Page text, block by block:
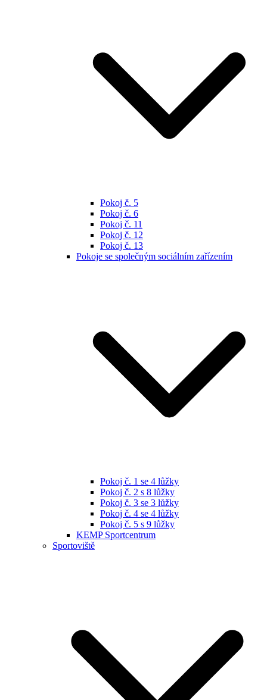
Pokoj č. 5
Pokoj č. 6
Pokoj č. 11
Pokoj č. 12
Pokoj č. 13
Pokoje se společným sociálním zařízením
Pokoj č. 1 se 4 lůžky
Pokoj č. 2 s 8 lůžky
Pokoj č. 3 se 3 lůžky
Pokoj č. 4 se 4 lůžky
Pokoj č. 5 s 9 lůžky
KEMP Sportcentrum
Sportoviště